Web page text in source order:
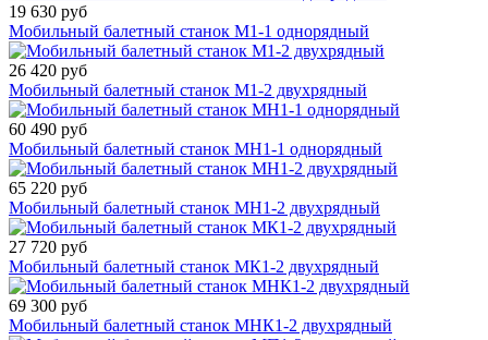
19 630 руб
Мобильный балетный станок М1-1 однорядный
26 420 руб
Мобильный балетный станок М1-2 двухрядный
60 490 руб
Мобильный балетный станок МН1-1 однорядный
65 220 руб
Мобильный балетный станок МН1-2 двухрядный
27 720 руб
Мобильный балетный станок МК1-2 двухрядный
69 300 руб
Мобильный балетный станок МНК1-2 двухрядный